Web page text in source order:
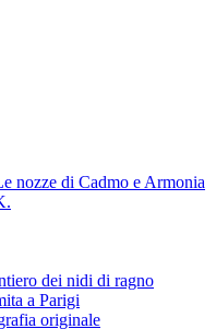
nozze di Cadmo e Armonia
dei nidi di ragno
a Parigi
originale